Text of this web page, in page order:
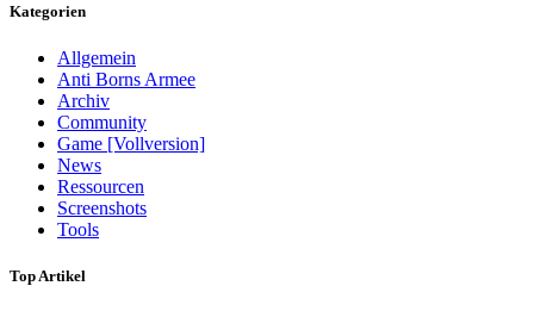
Kategorien
Allgemein
Anti Borns Armee
Archiv
Community
Game [Vollversion]
News
Ressourcen
Screenshots
Tools
Top Artikel